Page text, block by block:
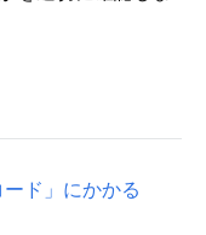
ード」にかかる